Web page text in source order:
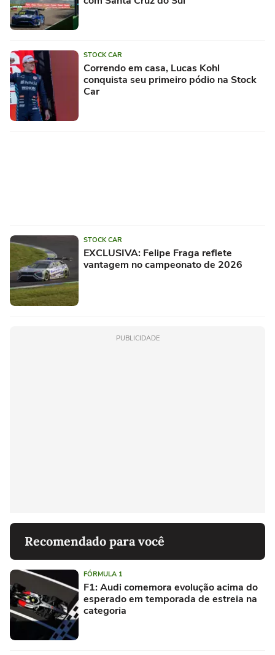
STOCK CAR
Correndo em casa, Lucas Kohl
conquista seu primeiro pódio na Stock
Car
STOCK CAR
EXCLUSIVA: Felipe Fraga reflete
vantagem no campeonato de 2026
PUBLICIDADE
Recomendado para você
FÓRMULA 1
F1: Audi comemora evolução acima do
esperado em temporada de estreia na
categoria